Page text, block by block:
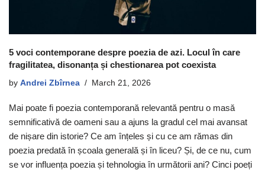
5 voci contemporane despre poezia de azi. Locul în care
fragilitatea, disonanța și chestionarea pot coexista
by Andrei Zbîrnea March 21, 2026
Mai poate fi poezia contemporană relevantă pentru o masă
semnificativă de oameni sau a ajuns la gradul cel mai avansat
de nișare din istorie? Ce am înțeles și cu ce am rămas din
poezia predată în școala generală și în liceu? Și, de ce nu, cum
se vor influența poezia și tehnologia în următorii ani? Cinci poeți